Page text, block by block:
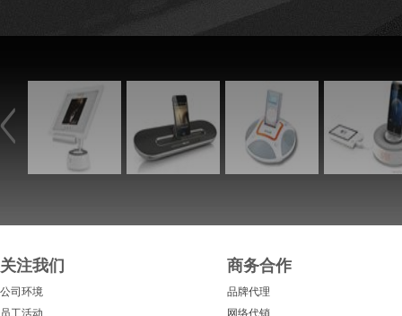
关注我们
公司环境
员工活动
商务合作
品牌代理
网络代销